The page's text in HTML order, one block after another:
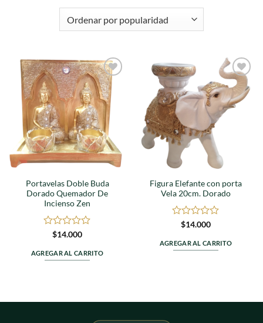
Agregar
a
favoritos
Portavelas Doble Buda
Dorado Quemador De
Incienso Zen
Valorado
0
de
$14.000
AGREGAR AL CARRITO
Agregar
a
favoritos
Figura Elefante con porta
Vela 20cm. Dorado
Valorado
0
de
$14.000
AGREGAR AL CARRITO